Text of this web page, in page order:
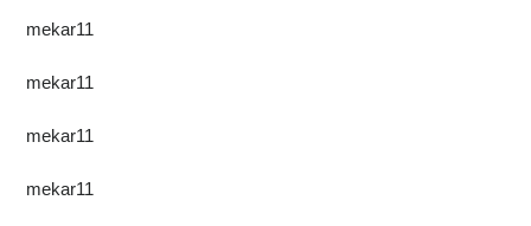
mekar11
mekar11
mekar11
mekar11